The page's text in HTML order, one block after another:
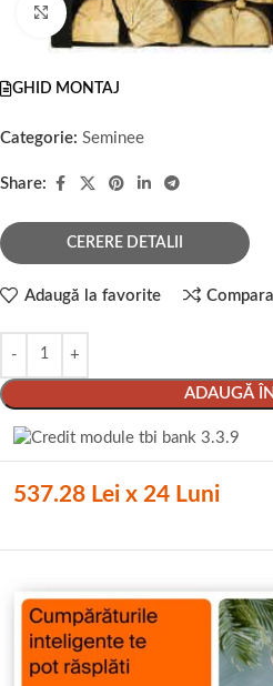
Faceți click pentru a mări
GHID MONTAJ
Categorie: Seminee
Share:
CERERE DETALII
Adaugă la favorite Compara
ADAUGĂ
537.28 Lei x 24 Luni